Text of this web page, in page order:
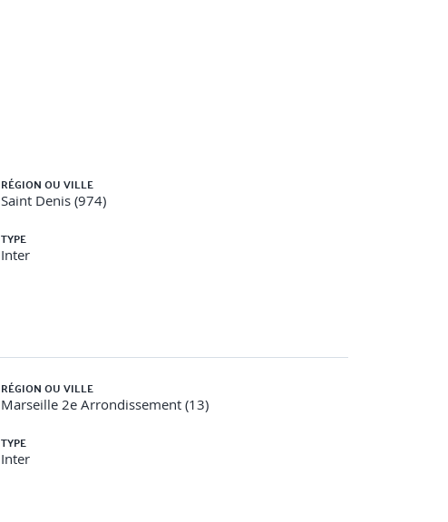
RÉGION OU VILLE
Saint Denis (974)
TYPE
Inter
RÉGION OU VILLE
Marseille 2e Arrondissement (13)
TYPE
Inter